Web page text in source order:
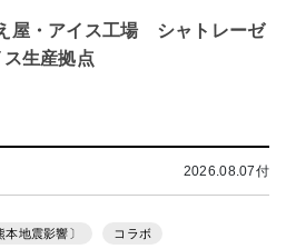
屋・アイス工場 シャトレーゼ
生産拠点
2026.08.07付
本地震影響〕 コラボ